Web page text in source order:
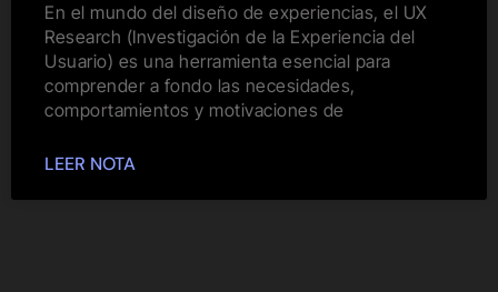
En el mundo del diseño de experiencias, el UX
Research (Investigación de la Experiencia del
Usuario) es una herramienta esencial para
comprender a fondo las necesidades,
comportamientos y motivaciones de
LEER NOTA